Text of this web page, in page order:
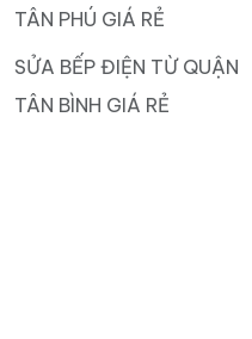
TÂN PHÚ GIÁ RẺ
SỬA BẾP ĐIỆN TỪ QUẬN
TÂN BÌNH GIÁ RẺ